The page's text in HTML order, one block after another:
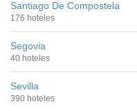
Santiago De Compostela
176 hoteles
Segovia
40 hoteles
Sevilla
390 hoteles